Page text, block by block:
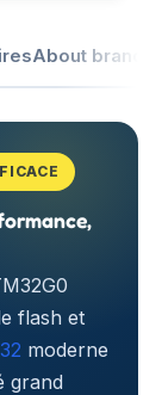
About brand
flash et
moderne
grand